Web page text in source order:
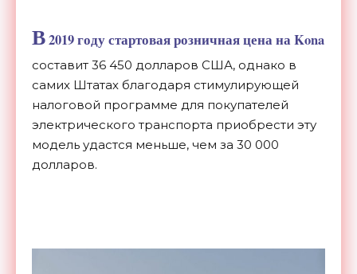
В2019 году стартовая розничная цена на Kona
составит 36 450 долларов США, однако в
самих Штатах благодаря стимулирующей
налоговой программе для покупателей
электрического транспорта приобрести эту
модель удастся меньше, чем за 30 000
долларов.